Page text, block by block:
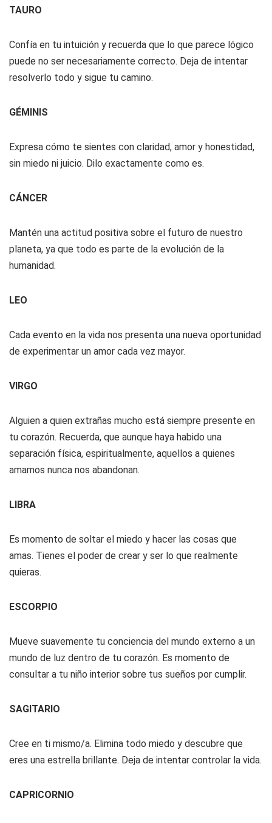
TAURO
Confía en tu intuición y recuerda que lo que parece lógico
puede no ser necesariamente correcto. Deja de intentar
resolverlo todo y sigue tu camino.
GÉMINIS
Expresa cómo te sientes con claridad, amor y honestidad,
sin miedo ni juicio. Dilo exactamente como es.
CÁNCER
Mantén una actitud positiva sobre el futuro de nuestro
planeta, ya que todo es parte de la evolución de la
humanidad.
LEO
Cada evento en la vida nos presenta una nueva oportunidad
de experimentar un amor cada vez mayor.
VIRGO
Alguien a quien extrañas mucho está siempre presente en
tu corazón. Recuerda, que aunque haya habido una
separación física, espiritualmente, aquellos a quienes
amamos nunca nos abandonan.
LIBRA
Es momento de soltar el miedo y hacer las cosas que
amas. Tienes el poder de crear y ser lo que realmente
quieras.
ESCORPIO
Mueve suavemente tu conciencia del mundo externo a un
mundo de luz dentro de tu corazón. Es momento de
consultar a tu niño interior sobre tus sueños por cumplir.
SAGITARIO
Cree en ti mismo/a. Elimina todo miedo y descubre que
eres una estrella brillante. Deja de intentar controlar la vida.
CAPRICORNIO